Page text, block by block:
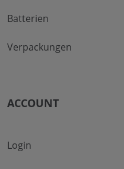
Batterien
Verpackungen
ACCOUNT
Login